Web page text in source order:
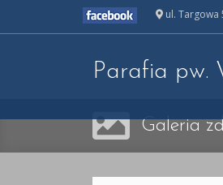
ul. Targowa
Parafia pw.
Galeria